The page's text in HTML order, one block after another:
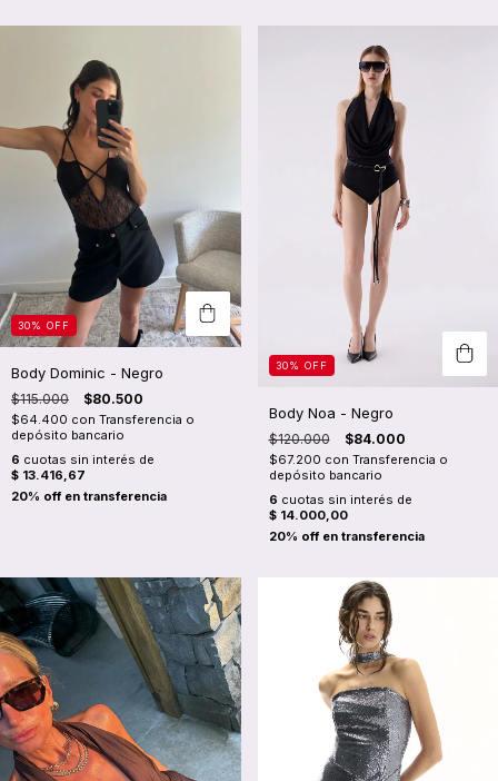
30% OFF
Body Dominic - Negro
$115.000 $80.500
$64.400 con Transferencia o
depósito bancario
6 cuotas sin interés de
$ 13.416,67
30% OFF
Body Noa - Negro
$120.000 $84.000
$67.200 con Transferencia o
depósito bancario
6 cuotas sin interés de
$ 14.000,00